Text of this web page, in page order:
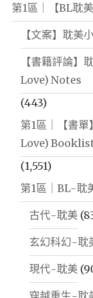
第1區｜【BL耽
【文案】耽美
【書籍評論】
Love) Notes
(443)
第1區｜【書
Love)
(1,551)
第1區｜BL-耽
古代-耽美
玄幻科幻-耽
現代-耽美